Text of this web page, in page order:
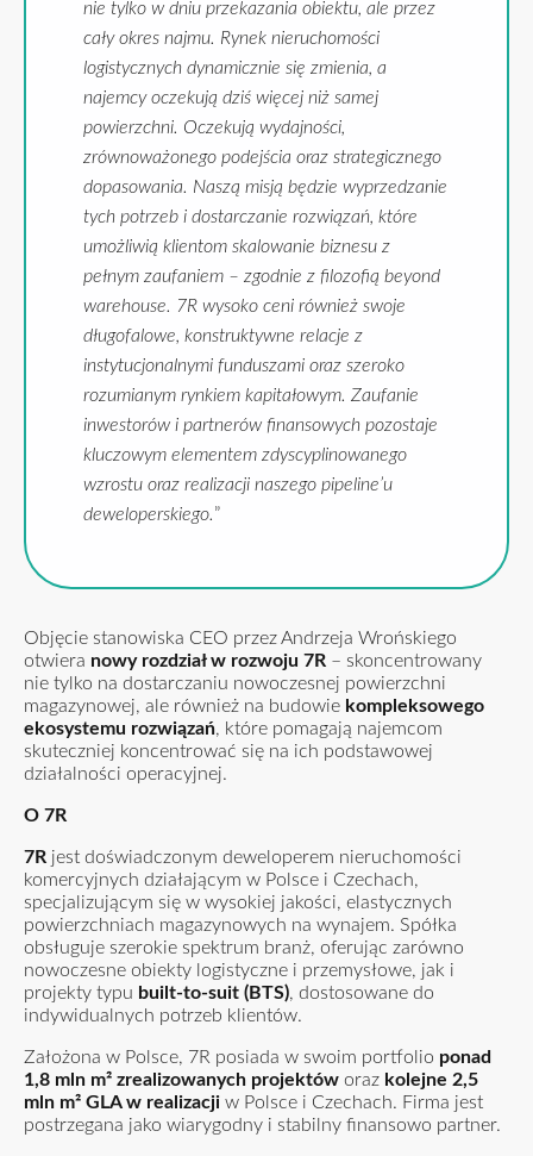
nie tylko w dniu przekazania obiektu, ale przez
cały okres najmu. Rynek nieruchomości
logistycznych dynamicznie się zmienia, a
najemcy oczekują dziś więcej niż samej
powierzchni. Oczekują wydajności,
zrównoważonego podejścia oraz strategicznego
dopasowania. Naszą misją będzie wyprzedzanie
tych potrzeb i dostarczanie rozwiązań, które
umożliwią klientom skalowanie biznesu z
pełnym zaufaniem – zgodnie z filozofią beyond
warehouse. 7R wysoko ceni również swoje
długofalowe, konstruktywne relacje z
instytucjonalnymi funduszami oraz szeroko
rozumianym rynkiem kapitałowym. Zaufanie
inwestorów i partnerów finansowych pozostaje
kluczowym elementem zdyscyplinowanego
wzrostu oraz realizacji naszego pipeline’u
deweloperskiego.”
Objęcie stanowiska CEO przez Andrzeja Wrońskiego
otwiera nowy rozdział w rozwoju 7R – skoncentrowany
nie tylko na dostarczaniu nowoczesnej powierzchni
magazynowej, ale również na budowie kompleksowego
ekosystemu rozwiązań, które pomagają najemcom
skuteczniej koncentrować się na ich podstawowej
działalności operacyjnej.
O 7R
7R jest doświadczonym deweloperem nieruchomości
komercyjnych działającym w Polsce i Czechach,
specjalizującym się w wysokiej jakości, elastycznych
powierzchniach magazynowych na wynajem. Spółka
obsługuje szerokie spektrum branż, oferując zarówno
nowoczesne obiekty logistyczne i przemysłowe, jak i
projekty typu built-to-suit (BTS), dostosowane do
indywidualnych potrzeb klientów.
Założona w Polsce, 7R posiada w swoim portfolio ponad
1,8 mln m² zrealizowanych projektów oraz kolejne 2,5
mln m² GLA w realizacji w Polsce i Czechach. Firma jest
postrzegana jako wiarygodny i stabilny finansowo partner.